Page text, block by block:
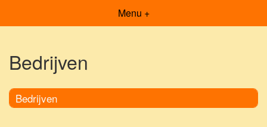
Menu +
Bedrijven
Bedrijven